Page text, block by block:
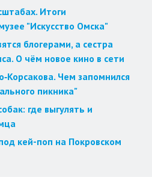
Итоги
"Искусство Омска"
блогерами, а сестра
О чём новое кино в сети
Чем запомнился
пикника"
где выгулять и
кей-поп на Покровском